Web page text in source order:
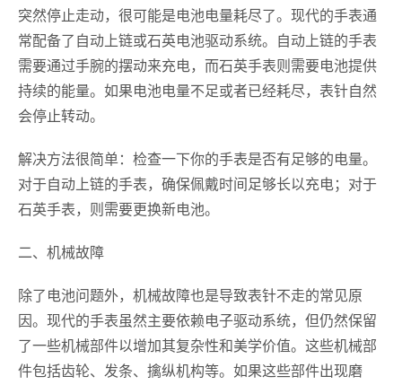
突然停止走动，很可能是电池电量耗尽了。现代的手表通
常配备了自动上链或石英电池驱动系统。自动上链的手表
需要通过手腕的摆动来充电，而石英手表则需要电池提供
持续的能量。如果电池电量不足或者已经耗尽，表针自然
会停止转动。
解决方法很简单：检查一下你的手表是否有足够的电量。
对于自动上链的手表，确保佩戴时间足够长以充电；对于
石英手表，则需要更换新电池。
二、机械故障
除了电池问题外，机械故障也是导致表针不走的常见原
因。现代的手表虽然主要依赖电子驱动系统，但仍然保留
了一些机械部件以增加其复杂性和美学价值。这些机械部
件包括齿轮、发条、擒纵机构等。如果这些部件出现磨